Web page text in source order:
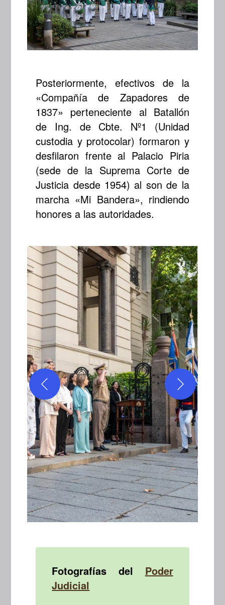
Posteriormente, efectivos de la
«Compañía de Zapadores de
1837» perteneciente al Batallón
de Ing. de Cbte. Nº1 (Unidad
custodia y protocolar) formaron y
desfilaron frente al Palacio Piria
(sede de la Suprema Corte de
Justicia desde 1954) al son de la
marcha «Mi Bandera», rindiendo
honores a las autoridades.
Fotografías del Poder
Judicial